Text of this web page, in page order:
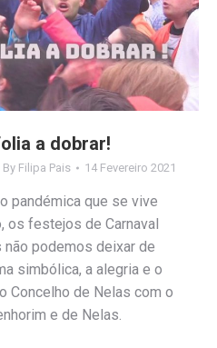
a dobrar!
By Filipa Pais 14 Fevereiro 2021
pandémica que se vive
os festejos de Carnaval
podemos deixar de
simbólica, a alegria e o
Concelho de Nelas com o
e de Nelas.